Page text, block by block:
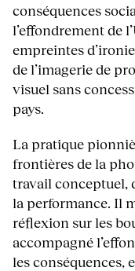
conséquences
l’effondrement de
empreintes
de l’imagerie de
visuel sans
pays.
La pratique
frontières de la
travail conceptuel,
la performance. Il
réflexion sur les
accompagné
les conséquences,